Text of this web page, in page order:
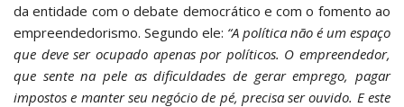
da entidade com o debate democrático e com o fomento ao
empreendedorismo. Segundo ele: “A política não é um espaço
que deve ser ocupado apenas por políticos. O empreendedor,
que sente na pele as dificuldades de gerar emprego, pagar
impostos e manter seu negócio de pé, precisa ser ouvido. E este